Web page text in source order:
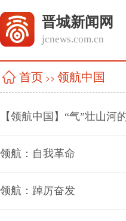
晋城新闻网
jcnews.com.cn
首页 >> 领航中国
【领航中国】“气”壮山
领航：自我革命
领航：踔厉奋发